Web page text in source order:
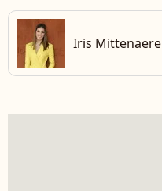
Iris Mittenaere